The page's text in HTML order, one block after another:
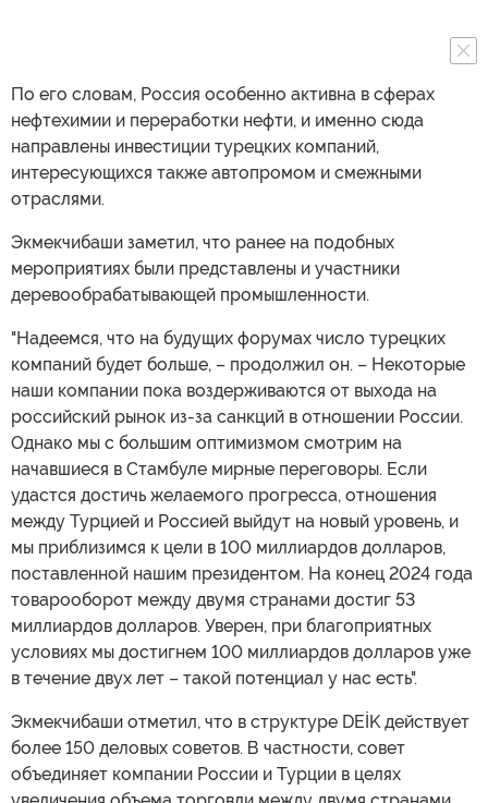
По его словам, Россия особенно активна в сферах
нефтехимии и переработки нефти, и именно сюда
направлены инвестиции турецких компаний,
интересующихся также автопромом и смежными
отраслями.
Экмекчибаши заметил, что ранее на подобных
мероприятиях были представлены и участники
деревообрабатывающей промышленности.
"Надеемся, что на будущих форумах число турецких
компаний будет больше, – продолжил он. – Некоторые
наши компании пока воздерживаются от выхода на
российский рынок из-за санкций в отношении России.
Однако мы с большим оптимизмом смотрим на
начавшиеся в Стамбуле мирные переговоры. Если
удастся достичь желаемого прогресса, отношения
между Турцией и Россией выйдут на новый уровень, и
мы приблизимся к цели в 100 миллиардов долларов,
поставленной нашим президентом. На конец 2024 года
товарооборот между двумя странами достиг 53
миллиардов долларов. Уверен, при благоприятных
условиях мы достигнем 100 миллиардов долларов уже
в течение двух лет – такой потенциал у нас есть".
Экмекчибаши отметил, что в структуре DEİK действует
более 150 деловых советов. В частности, совет
объединяет компании России и Турции в целях